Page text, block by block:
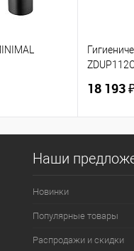
18 193
Наши
Новинки
Популярные товары
Распродажи и скидки